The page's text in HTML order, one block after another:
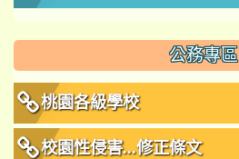
公務專區
桃園各級學校
校園性侵害...修正條文